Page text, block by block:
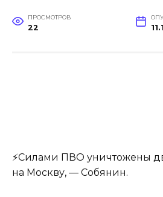
ПРОСМОТРОВ
22
⚡️Силами ПВО уничтожены
на Москву, — Собянин.